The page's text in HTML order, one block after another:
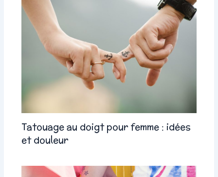
Tatouage au doigt pour femme : idées
et douleur